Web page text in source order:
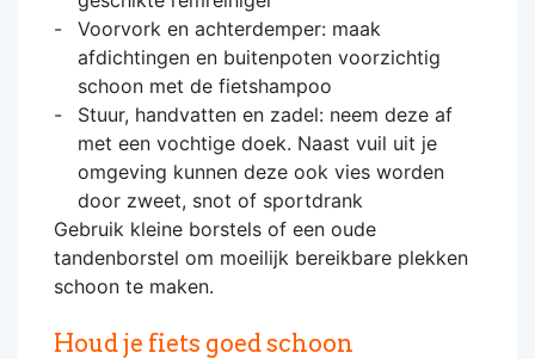
Voorvork en achterdemper: maak
afdichtingen en buitenpoten voorzichtig
schoon met de fietshampoo
Stuur, handvatten en zadel: neem deze af
met een vochtige doek. Naast vuil uit je
omgeving kunnen deze ook vies worden
door zweet, snot of sportdrank
Gebruik kleine borstels of een oude
tandenborstel om moeilijk bereikbare plekken
schoon te maken.
Houd je fiets goed schoon